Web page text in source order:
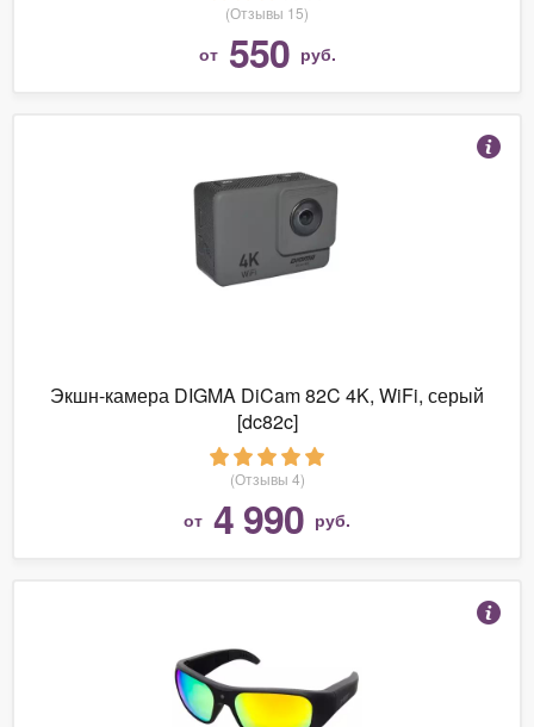
(Отзывы 15)
от 550 руб.
Экшн-камера DIGMA DiCam 82C 4K, WiFi, серый
[dc82c]
(Отзывы 4)
от 4 990 руб.